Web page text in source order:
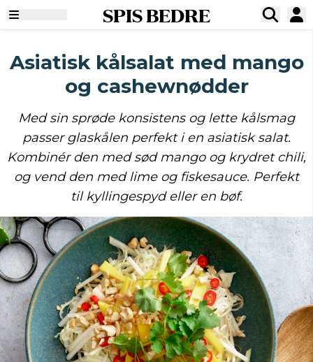
SPIS BEDRE
Asiatisk kålsalat med mango
og cashewnødder
Med sin sprøde konsistens og lette kålsmag
passer glaskålen perfekt i en asiatisk salat.
Kombinér den med sød mango og krydret chili,
og vend den med lime og fiskesauce. Perfekt
til kyllingespyd eller en bøf.